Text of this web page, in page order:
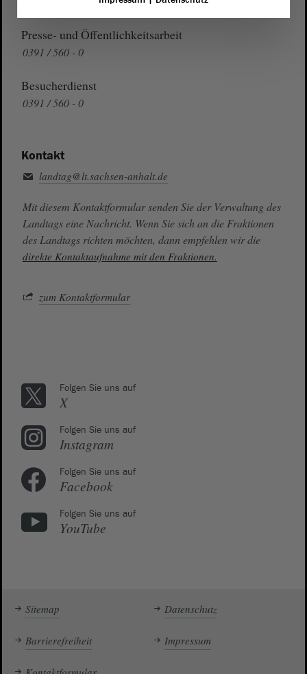
Presse- und Öffentlichkeitsarbeit
0391 / 560 - 0
Besucherdienst
0391 / 560 - 0
Kontakt
landtag@lt.sachsen-anhalt.de
Mit diesem Kontaktformular senden Sie der Verwaltung des
Landtags eine Nachricht. Wenn Sie sich an die Fraktionen
des Landtags richten möchten, dann empfehlen wir die
direkte Kontaktaufnahme mit den Fraktionen.
zum Kontaktformular
Folgen Sie uns auf
X
Folgen Sie uns auf
Instagram
Folgen Sie uns auf
Facebook
Folgen Sie uns auf
YouTube
Sitemap Datenschutz
Barrierefreiheit Impressum